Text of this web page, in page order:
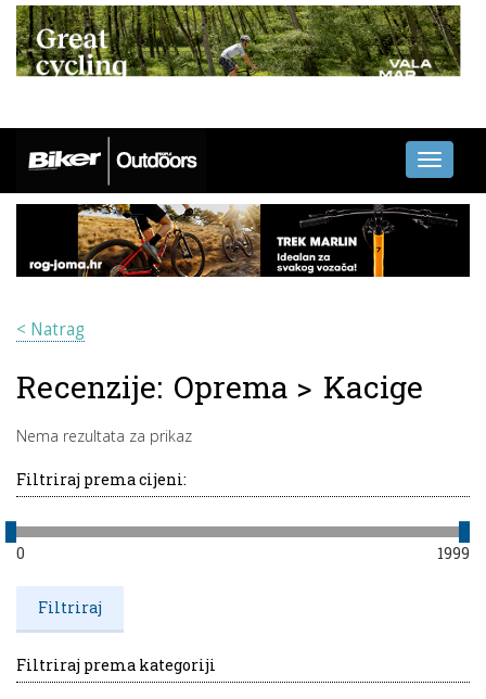
Toggle
< Natrag
Recenzije: Oprema > Kacige
Nema rezultata za prikaz
Filtriraj prema cijeni:
0 1999
Filtriraj prema kategoriji